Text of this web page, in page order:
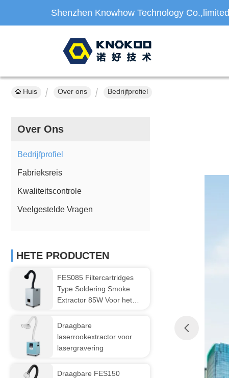
Shenzhen Knowhow Technology Co.,limited
Huis Over ons Bedrijfprofiel
Over Ons
Bedrijfprofiel
Fabrieksreis
Kwaliteitscontrole
Veelgestelde Vragen
HETE PRODUCTEN
FES085 Filtercartridges
Type Soldering Smoke
Extractor 85W Voor het
Draagbare
laserrookextractor voor
lasergravering
Draagbare FES150